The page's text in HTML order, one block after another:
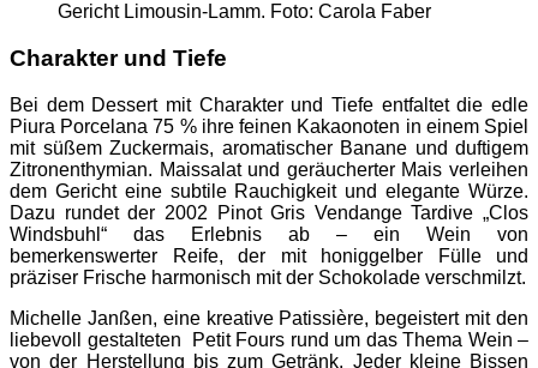
Gericht Limousin-Lamm. Foto: Carola Faber
Charakter und Tiefe
Bei dem Dessert mit Charakter und Tiefe entfaltet die edle
Piura Porcelana 75 % ihre feinen Kakaonoten in einem Spiel
mit süßem Zuckermais, aromatischer Banane und duftigem
Zitronenthymian. Maissalat und geräucherter Mais verleihen
dem Gericht eine subtile Rauchigkeit und elegante Würze.
Dazu rundet der 2002 Pinot Gris Vendange Tardive „Clos
Windsbuhl“ das Erlebnis ab – ein Wein von
bemerkenswerter Reife, der mit honiggelber Fülle und
präziser Frische harmonisch mit der Schokolade verschmilzt.
Michelle Janßen, eine kreative Patissière, begeistert mit den
liebevoll gestalteten Petit Fours rund um das Thema Wein –
von der Herstellung bis zum Getränk. Jeder kleine Bissen